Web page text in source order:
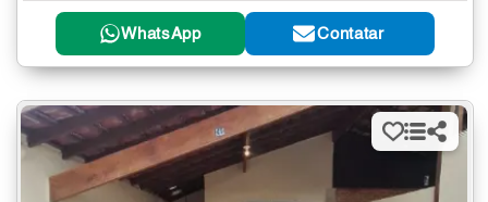
WhatsApp Contatar